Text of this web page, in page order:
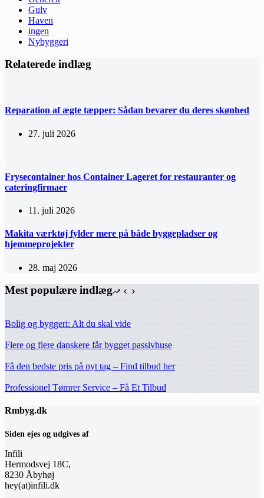
Gulv
Haven
ingen
Nybyggeri
Relaterede indlæg
Reparation af ægte tæpper: Sådan bevarer du deres skønhed
27. juli 2026
Frysecontainer hos Container Lageret for restauranter og
cateringfirmaer
11. juli 2026
Makita værktøj fylder mere på både byggepladser og
hjemmeprojekter
28. maj 2026
Mest populære indlæg
Bolig og byggeri: Alt du skal vide
Flere og flere danskere får bygget passivhuse
Få den bedste pris på nyt tag – Find tilbud her
Professionel Tømrer Service – Få Et Tilbud
Rmbyg.dk
Siden ejes og udgives af
Infili
Hermodsvej 18C,
8230 Åbyhøj
hey(at)infili.dk